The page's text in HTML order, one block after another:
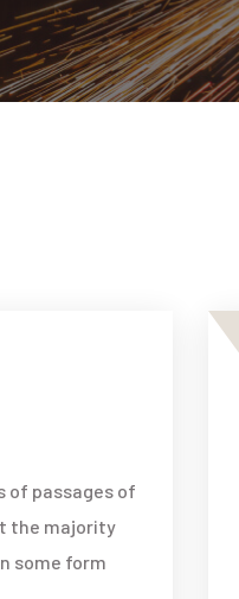
of passages of
the majority
some form